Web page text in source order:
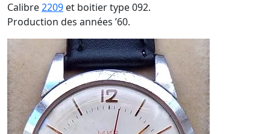
Calibre2209 et boitier type 092.
Production des années ’60.